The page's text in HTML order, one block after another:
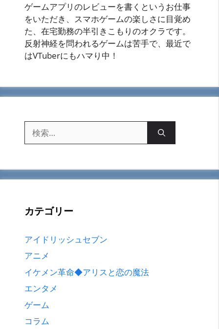
ゲームアプリのレビューを書くというお仕事
をいただき、スマホゲームの楽しさに目覚め
た、在宅勤務の半引きこもりのオクラです。
反射神経を問われるゲームは苦手で、最近で
はVTuberにもハマり中！
索:
カテゴリー
アイドリッシュセブン
アニメ
イケメン革命◆アリスと恋の魔法
エンタメ
ゲーム
コラム